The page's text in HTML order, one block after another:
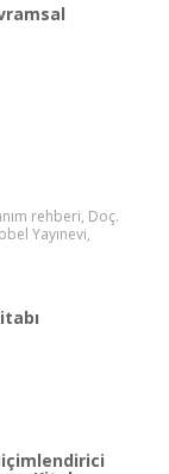
rehberi, Doç.
Yayınevi,